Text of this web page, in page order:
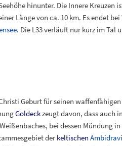
hinunter. Die Innere Kreuzen
Länge von ca. 10 km. Es endet
. Die L33 verläuft nur kurz im Tal
Geburt für seinen waffenfähigen
Goldeckzeugt davon, dass auch
bei dessen Mündung
derkeltischen Ambidravi